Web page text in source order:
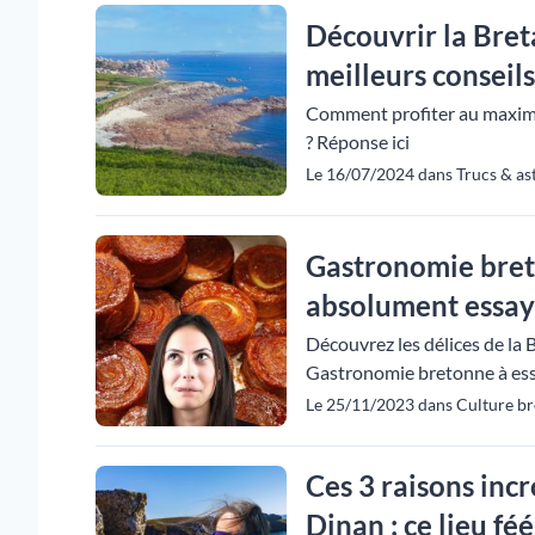
Découvrir la
meilleurs
Comment profiter au
? Réponse ici
Le 16/07/2024 dans Trucs &
Gastronomie
absolument
Découvrez les délices de
Gastronomie bretonne à
Le 25/11/2023 dans Culture
Ces 3 raisons
Dinan : ce lieu